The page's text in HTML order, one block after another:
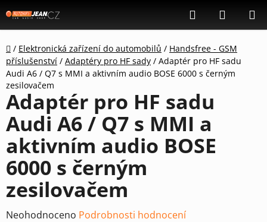
na
obsah
Hledat
KOŠÍK
Domů
/ Elektronická zařízení do automobilů / Handsfree - GSM
příslušenství / Adaptéry pro HF sady / Adaptér pro HF sadu
Audi A6 / Q7 s MMI a aktivním audio BOSE 6000 s černým
zesilovačem
Adaptér pro HF sadu
Audi A6 / Q7 s MMI a
aktivním audio BOSE
6000 s černým
zesilovačem
Průměrné
Neohodnoceno Podrobnosti hodnocení